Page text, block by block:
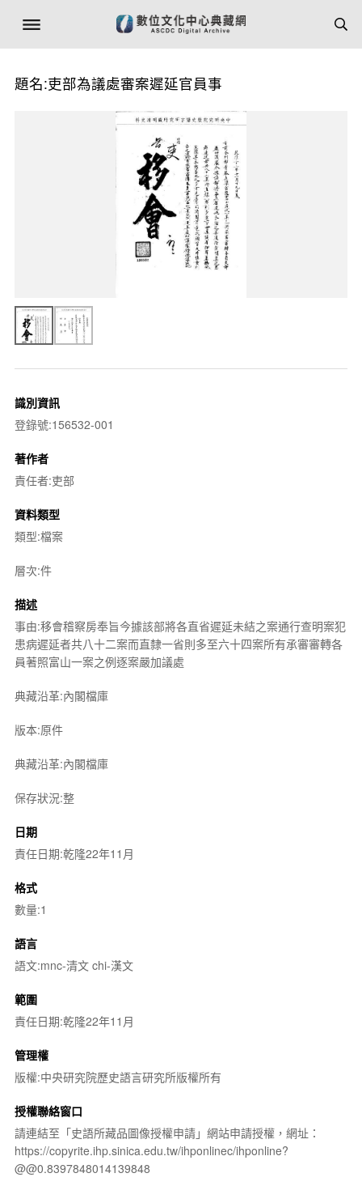
題名:吏部為議處審案遲延官員事
識別資訊
登錄號:156532-001
著作者
責任者:吏部
資料類型
類型:檔案
層次:件
描述
事由:移會稽察房奉旨今據該部將各直省遲延未結之案通行查明案犯
患病遲延者共八十二案而直隸一省則多至六十四案所有承審審轉各
員著照富山一案之例逐案嚴加議處
典藏沿革:內閣檔庫
版本:原件
典藏沿革:內閣檔庫
保存狀況:整
日期
責任日期:乾隆22年11月
格式
數量:1
語言
語文:mnc-清文 chi-漢文
範圍
責任日期:乾隆22年11月
管理權
版權:中央研究院歷史語言研究所版權所有
授權聯絡窗口
請連結至「史語所藏品圖像授權申請」網站申請授權，網址：
https://copyrite.ihp.sinica.edu.tw/ihponlinec/ihponline?
@@0.8397848014139848